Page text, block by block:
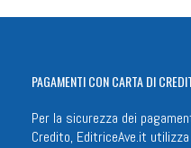
PAGAMENTICON CARTA DI
Per la sicurezza dei
Credito, EditriceAve.it